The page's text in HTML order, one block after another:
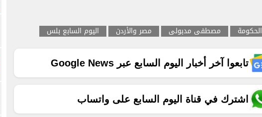
الحكومة مصطفى مدبولى مصر والأردن اليوم السابع بلس
تابعوا آخر أخبار اليوم السابع عبر Google News
اشترك في قناة اليوم السابع على واتساب